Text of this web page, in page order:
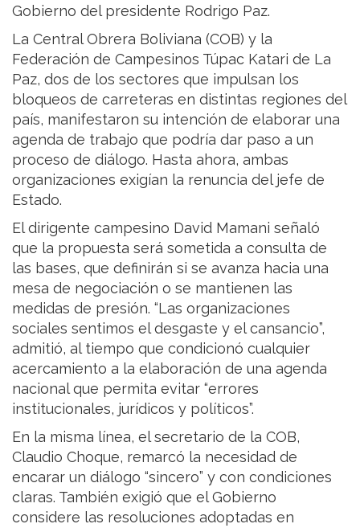
Gobierno del presidente Rodrigo Paz.
La Central Obrera Boliviana (COB) y la
Federación de Campesinos Túpac Katari de La
Paz, dos de los sectores que impulsan los
bloqueos de carreteras en distintas regiones del
país, manifestaron su intención de elaborar una
agenda de trabajo que podría dar paso a un
proceso de diálogo. Hasta ahora, ambas
organizaciones exigían la renuncia del jefe de
Estado.
El dirigente campesino David Mamani señaló
que la propuesta será sometida a consulta de
las bases, que definirán si se avanza hacia una
mesa de negociación o se mantienen las
medidas de presión. “Las organizaciones
sociales sentimos el desgaste y el cansancio”,
admitió, al tiempo que condicionó cualquier
acercamiento a la elaboración de una agenda
nacional que permita evitar “errores
institucionales, jurídicos y políticos”.
En la misma línea, el secretario de la COB,
Claudio Choque, remarcó la necesidad de
encarar un diálogo “sincero” y con condiciones
claras. También exigió que el Gobierno
considere las resoluciones adoptadas en